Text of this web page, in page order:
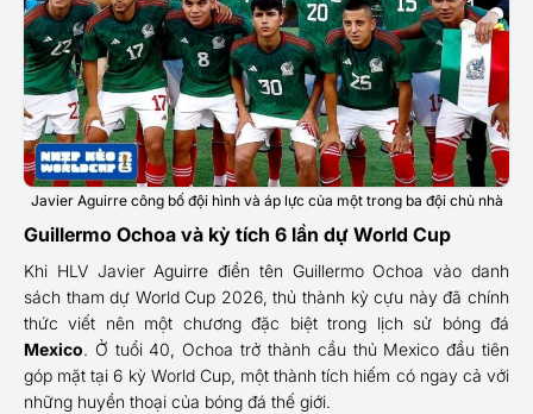
Javier Aguirre công bố đội hình và áp lực của một trong ba đội chủ nhà
Guillermo Ochoa và kỳ tích 6 lần dự World Cup
Khi HLV Javier Aguirre điền tên Guillermo Ochoa vào danh
sách tham dự World Cup 2026, thủ thành kỳ cựu này đã chính
thức viết nên một chương đặc biệt trong lịch sử bóng đá
Mexico. Ở tuổi 40, Ochoa trở thành cầu thủ Mexico đầu tiên
góp mặt tại 6 kỳ World Cup, một thành tích hiếm có ngay cả với
những huyền thoại của bóng đá thế giới.